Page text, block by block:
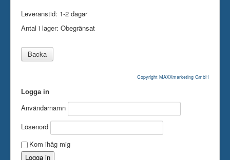
Leveranstid: 1-2 dagar
Antal i lager: Obegränsat
Copyright MAXXmarketing GmbH
Logga in
Användarnamn
Lösenord
Kom ihåg mig